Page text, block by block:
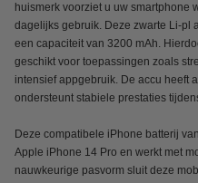
huismerk voorziet u uw smartphone
dagelijks gebruik. Deze zwarte Li-pl
een capaciteit van 3200 mAh.
geschikt voor toepassingen zoals
intensief appgebruik. De accu heeft
ondersteunt stabiele prestaties
Deze compatibele iPhone batterij
Apple iPhone 14 Pro en werkt met
nauwkeurige pasvorm sluit deze